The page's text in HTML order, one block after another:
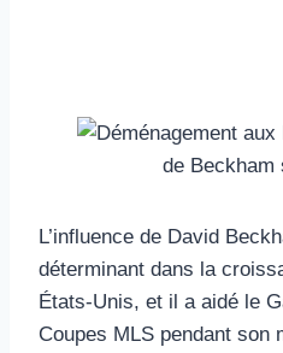
L’influence de David
déterminant dans la
États-Unis, et il a aidé le
Coupes MLS pendant son